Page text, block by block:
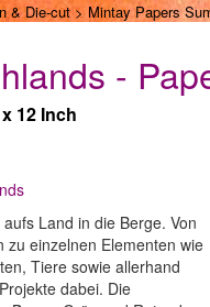
& Die-cut> Mintay Papers
-
12 Inch
Land in die Berge. Von
zu einzelnen Elementen wie
Tiere sowie allerhand
dabei. Die